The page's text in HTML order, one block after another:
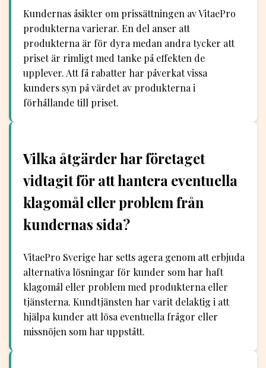
Kundernas åsikter om prissättningen av VitaePro
produkterna varierar. En del anser att
produkterna är för dyra medan andra tycker att
priset är rimligt med tanke på effekten de
upplever. Att få rabatter har påverkat vissa
kunders syn på värdet av produkterna i
förhållande till priset.
Vilka åtgärder har företaget
vidtagit för att hantera eventuella
klagomål eller problem från
kundernas sida?
VitaePro Sverige har setts agera genom att erbjuda
alternativa lösningar för kunder som har haft
klagomål eller problem med produkterna eller
tjänsterna. Kundtjänsten har varit delaktig i att
hjälpa kunder att lösa eventuella frågor eller
missnöjen som har uppstått.